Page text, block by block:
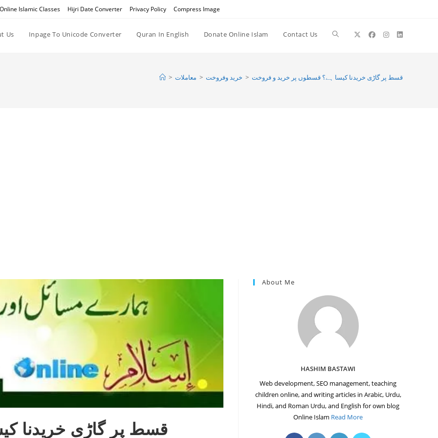
Online Islamic Classes Hijri Date Converter Privacy Policy Compress Image
Us Inpage To Unicode Converter Quran In English Donate Online Islam Contact Us Toggle
> معاملات > خرید وفروخت > قسط پر گاڑی خریدنا کیسا ہے؟ قسطوں پر خرید و فروخت
قسط پر گاڑی خریدنا
About Me
HASHIM BASTAWI
Web development, SEO management, teaching
children online, and writing articles in Arabic, Urdu,
Hindi, and Roman Urdu, and English for own blog
Online Islam Read More